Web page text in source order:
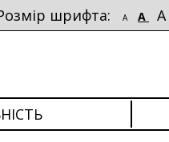
шрифта: A A A